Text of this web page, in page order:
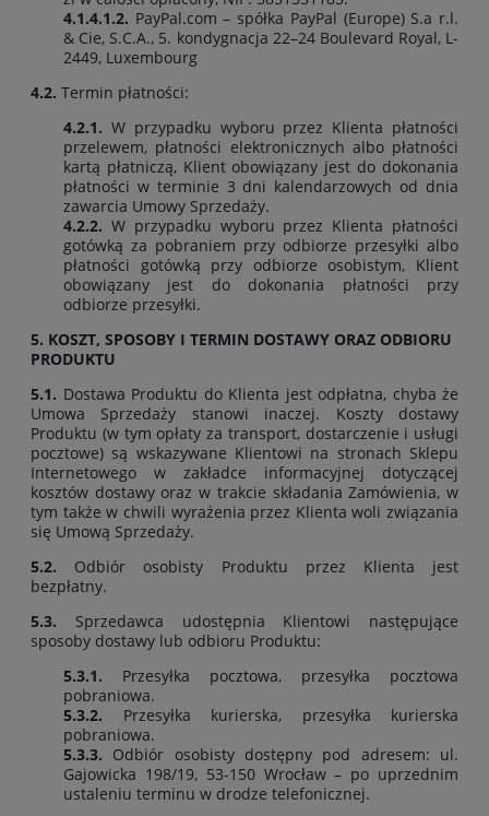
4.1.4.1.2. PayPal.com – spółka PayPal (Europe) S.a r.l.
& Cie, S.C.A., 5. kondygnacja 22–24 Boulevard Royal, L-
2449, Luxembourg
4.2. Termin płatności:
4.2.1. W przypadku wyboru przez Klienta płatności
przelewem, płatności elektronicznych albo płatności
kartą płatniczą, Klient obowiązany jest do dokonania
płatności w terminie 3 dni kalendarzowych od dnia
zawarcia Umowy Sprzedaży.
4.2.2. W przypadku wyboru przez Klienta płatności
gotówką za pobraniem przy odbiorze przesyłki albo
płatności gotówką przy odbiorze osobistym, Klient
obowiązany jest do dokonania płatności przy
odbiorze przesyłki.
5. KOSZT, SPOSOBY I TERMIN DOSTAWY ORAZ ODBIORU
PRODUKTU
5.1. Dostawa Produktu do Klienta jest odpłatna, chyba że
Umowa Sprzedaży stanowi inaczej. Koszty dostawy
Produktu (w tym opłaty za transport, dostarczenie i usługi
pocztowe) są wskazywane Klientowi na stronach Sklepu
Internetowego w zakładce informacyjnej dotyczącej
kosztów dostawy oraz w trakcie składania Zamówienia, w
tym także w chwili wyrażenia przez Klienta woli związania
się Umową Sprzedaży.
5.2. Odbiór osobisty Produktu przez Klienta jest
bezpłatny.
5.3. Sprzedawca udostępnia Klientowi następujące
sposoby dostawy lub odbioru Produktu:
5.3.1. Przesyłka pocztowa, przesyłka pocztowa
pobraniowa.
5.3.2. Przesyłka kurierska, przesyłka kurierska
pobraniowa.
5.3.3. Odbiór osobisty dostępny pod adresem: ul.
Gajowicka 198/19, 53-150 Wrocław – po uprzednim
ustaleniu terminu w drodze telefonicznej.